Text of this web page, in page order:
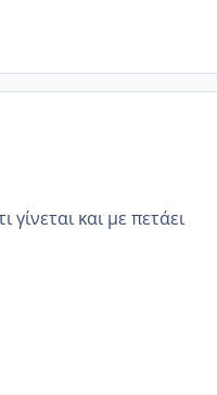
και με πετάει